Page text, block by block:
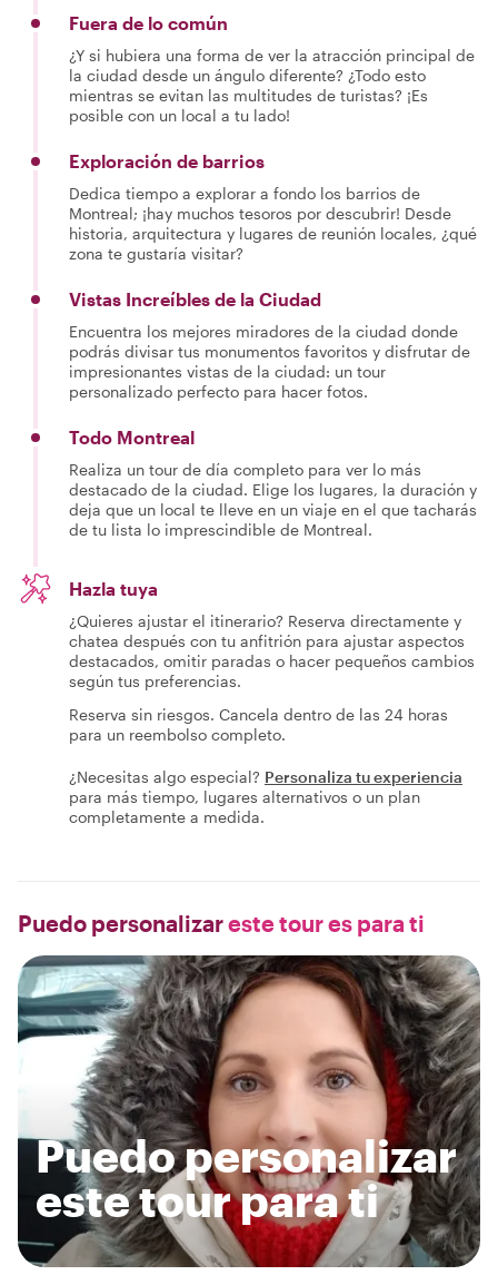
Fuera de lo común
¿Y si hubiera una forma de ver la atracción principal de
la ciudad desde un ángulo diferente? ¿Todo esto
mientras se evitan las multitudes de turistas? ¡Es
posible con un local a tu lado!
Exploración de barrios
Dedica tiempo a explorar a fondo los barrios de
Montreal; ¡hay muchos tesoros por descubrir! Desde
historia, arquitectura y lugares de reunión locales, ¿qué
zona te gustaría visitar?
Vistas Increíbles de la Ciudad
Encuentra los mejores miradores de la ciudad donde
podrás divisar tus monumentos favoritos y disfrutar de
impresionantes vistas de la ciudad: un tour
personalizado perfecto para hacer fotos.
Todo Montreal
Realiza un tour de día completo para ver lo más
destacado de la ciudad. Elige los lugares, la duración y
deja que un local te lleve en un viaje en el que tacharás
de tu lista lo imprescindible de Montreal.
Hazla tuya
¿Quieres ajustar el itinerario? Reserva directamente y
chatea después con tu anfitrión para ajustar aspectos
destacados, omitir paradas o hacer pequeños cambios
según tus preferencias.
Reserva sin riesgos. Cancela dentro de las 24 horas
para un reembolso completo.
¿Necesitas algo especial? Personaliza tu experiencia
para más tiempo, lugares alternativos o un plan
completamente a medida.
Puedo personalizareste tour es para ti
Puedo personalizar
este tour para ti